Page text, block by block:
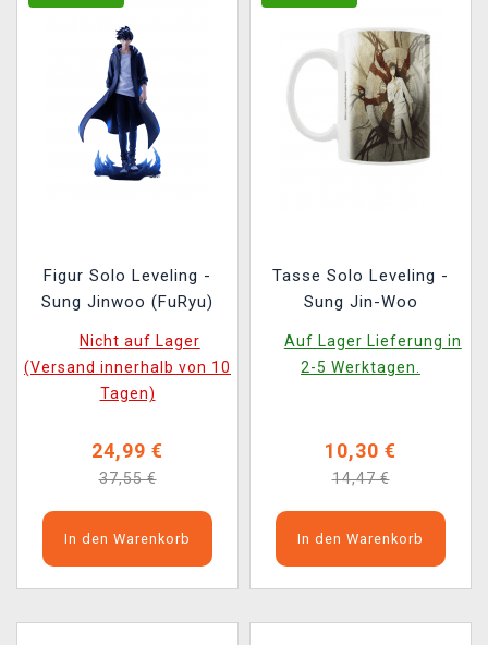
Figur Solo Leveling -
Sung Jinwoo (FuRyu)
Nicht auf Lager
(Versand innerhalb von 10
Tagen)
24,99 €
37,55 €
In den Warenkorb
Tasse Solo Leveling -
Sung Jin-Woo
Auf Lager Lieferung in
2-5 Werktagen.
10,30 €
14,47 €
In den Warenkorb